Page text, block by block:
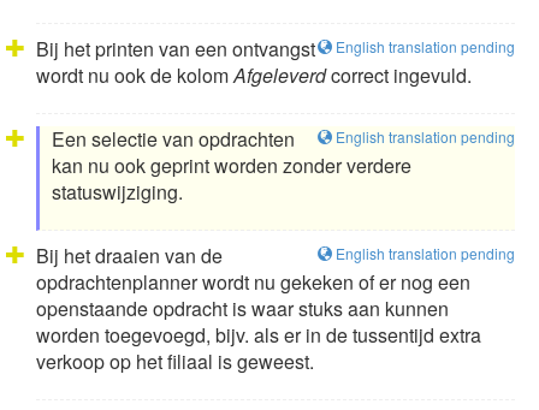
English translation pending
Bij het printen van een ontvangst
wordt nu ook de kolomAfgeleverdcorrect ingevuld.
English translation pending
Een selectie van opdrachten
kan nu ook geprint worden zonder verdere
statuswijziging.
English translation pending
Bij het draaien van de
opdrachtenplanner wordt nu gekeken of er nog een
openstaande opdracht is waar stuks aan kunnen
worden toegevoegd, bijv. als er in de tussentijd extra
verkoop op het filiaal is geweest.